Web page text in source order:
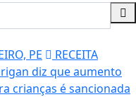
PE
RECEITA
diz que aumento
crianças é sancionada